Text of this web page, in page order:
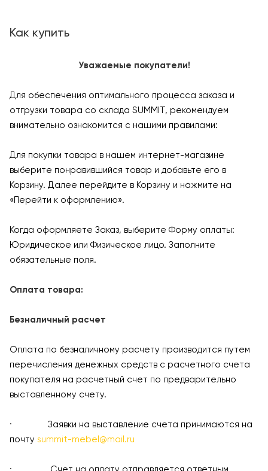
Как купить
Уважаемые покупатели!
Для обеспечения оптимального процесса заказа и
отгрузки товара со склада SUMMIT, рекомендуем
внимательно ознакомится с нашими правилами:
Для покупки товара в нашем интернет-магазине
выберите понравившийся товар и добавьте его в
Корзину. Далее перейдите в Корзину и нажмите на
«Перейти к оформлению».
Когда оформляете Заказ, выберите Форму оплаты:
Юридическое или Физическое лицо. Заполните
обязательные поля.
Оплата товара:
Безналичный расчет
Оплата по безналичному расчету производится путем
перечисления денежных средств с расчетного счета
покупателя на расчетный счет по предварительно
выставленному счету.
· Заявки на выставление счета принимаются на
почту summit-mebel@mail.ru